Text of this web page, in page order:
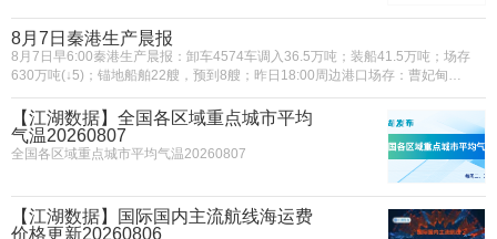
8月7日秦港生产晨报
8月7日早6:00秦港生产晨报：卸车4574车调入36.5万吨；装船41.5万吨；场存
630万吨(↓5)；锚地船舶22艘，预到8艘；昨日18:00周边港口场存：曹妃甸港
1349万吨(↓12)；京唐港602万吨(↓1)。
【江湖数据】全国各区域重点城市平均
气温20260807
全国各区域重点城市平均气温20260807
【江湖数据】国际国内主流航线海运费
价格更新20260806